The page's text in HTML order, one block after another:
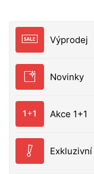
Výprodej
Novinky
Akce 1+1
Exkluzivní